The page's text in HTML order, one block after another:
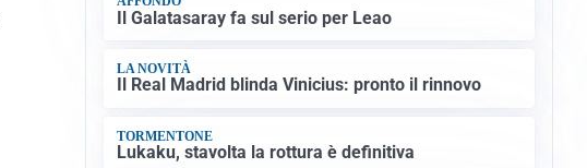
Il Galatasaray fa sul serio per Leao
LA NOVITÀ
Il Real Madrid blinda Vinicius: pronto il rinnovo
TORMENTONE
Lukaku, stavolta la rottura è definitiva